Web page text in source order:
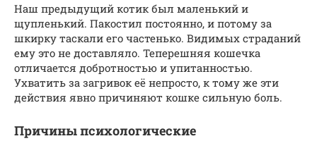
Наш предыдущий котик был маленький и
щупленький. Пакостил постоянно, и потому за
шкирку таскали его частенько. Видимых страданий
ему это не доставляло. Теперешняя кошечка
отличается добротностью и упитанностью.
Ухватить за загривок её непросто, к тому же эти
действия явно причиняют кошке сильную боль.
Причины психологические